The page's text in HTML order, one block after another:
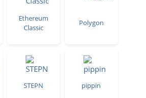
Ethereum
Classic
Polygon
STEPN pippin